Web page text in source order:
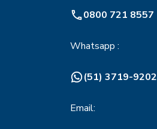
0800 721 8557
Whatsapp :
(51) 3719-9202
Email: